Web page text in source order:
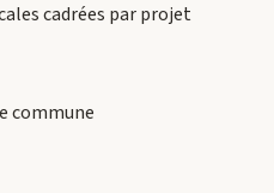
cadrées par projet
commune